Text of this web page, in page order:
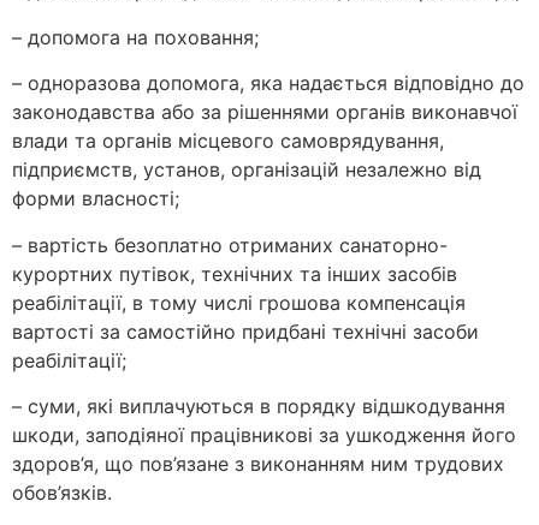
– допомога на поховання;
– одноразова допомога, яка надається відповідно до
законодавства або за рішеннями органів виконавчої
влади та органів місцевого самоврядування,
підприємств, установ, організацій незалежно від
форми власності;
– вартість безоплатно отриманих санаторно-
курортних путівок, технічних та інших засобів
реабілітації, в тому числі грошова компенсація
вартості за самостійно придбані технічні засоби
реабілітації;
– суми, які виплачуються в порядку відшкодування
шкоди, заподіяної працівникові за ушкодження його
здоров’я, що пов’язане з виконанням ним трудових
обов’язків.